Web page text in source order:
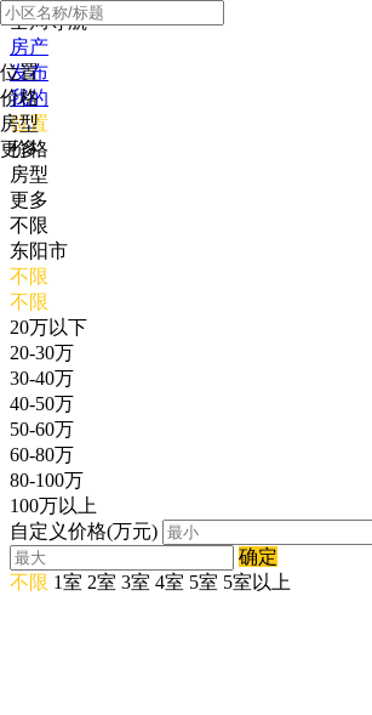
全局导航
房产
发布
我的
位置
价格
房型
更多
位置
价格
房型
更多
不限
东阳市
不限
不限
20万以下
20-30万
30-40万
40-50万
50-60万
60-80万
80-100万
100万以上
自定义价格(万元)
确定
不限 1室 2室 3室 4室 5室 5室以上